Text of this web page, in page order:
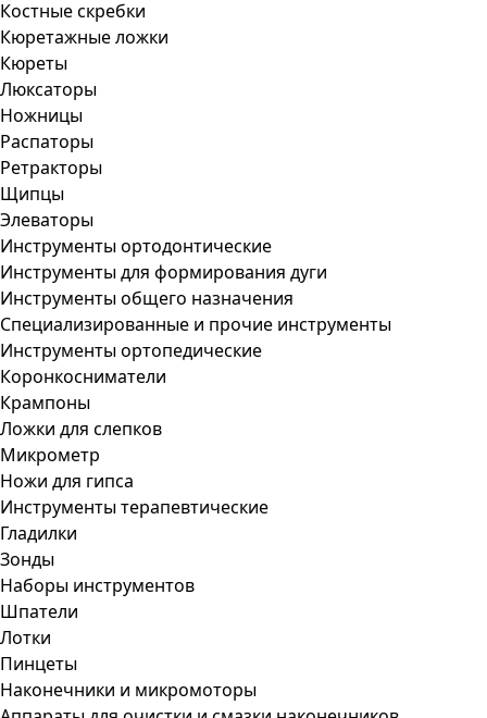
Костные скребки
Кюретажные ложки
Кюреты
Люксаторы
Ножницы
Распаторы
Ретракторы
Щипцы
Элеваторы
Инструменты ортодонтические
Инструменты для формирования дуги
Инструменты общего назначения
Специализированные и прочие инструменты
Инструменты ортопедические
Коронкосниматели
Крампоны
Ложки для слепков
Микрометр
Ножи для гипса
Инструменты терапевтические
Гладилки
Зонды
Наборы инструментов
Шпатели
Лотки
Пинцеты
Наконечники и микромоторы